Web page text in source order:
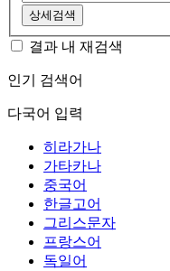
상세검색
결과 내 재검색
인기 검색어
다국어 입력
히라가나
가타카나
중국어
한글고어
그리스문자
프랑스어
독일어